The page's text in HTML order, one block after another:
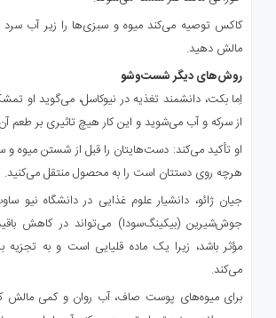
کاکس توصیه می‌کند میوه و سبزی‌ها را زیر آب
مالش دهید.
روش‌های دیگر شست‌وشو
اِما بکت، دانشمند تغذیه در نیوکاسل، می‌گوید او
از سرکه و آب می‌شوید و این کار هیچ تاثیری بر طعم
او تأکید می‌کند: دست‌هایتان را قبل از شستن میوه و
هرچه روی دستتان است را به محصول منتقل می‌کنید.
جیان ژائو، دانشیار علوم غذایی در دانشگاه نیو
جوش‌شیرین (بیکینگ‌سودا) می‌تواند در کاهش
مؤثر باشد، زیرا یک ماده قلیایی است و به
می‌کند.
برای میوه‌های پوست صاف، آب روان و کمی مالش